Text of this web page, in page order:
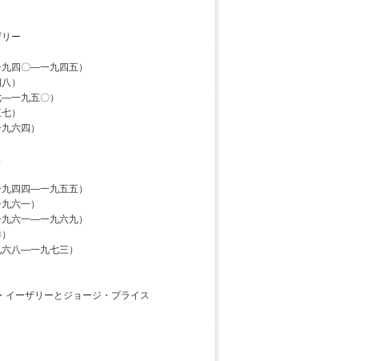
ー
四〇―一九四五）
）
一九五〇）
）
六四）
四四―一九五五）
六一）
六一―一九六九）
八―一九七三）
ーザリーとジョージ・プライス